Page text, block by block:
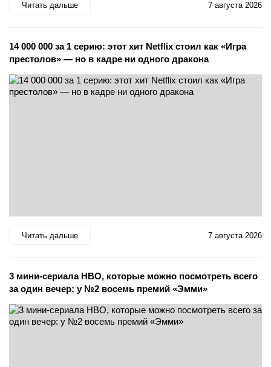
Читать дальше 7 августа 2026
14 000 000 за 1 серию: этот хит Netflix стоил как «Игра
престолов» — но в кадре ни одного дракона
Читать дальше 7 августа 2026
3 мини-сериала HBO, которые можно посмотреть всего
за один вечер: у №2 восемь премий «Эмми»